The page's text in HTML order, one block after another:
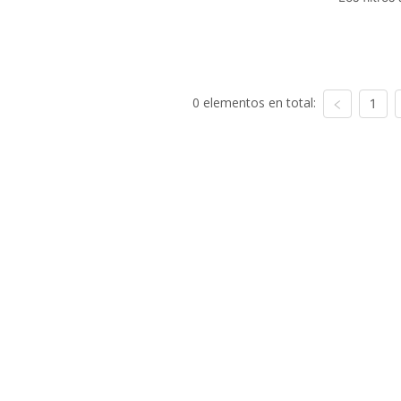
0 elementos en total: 1